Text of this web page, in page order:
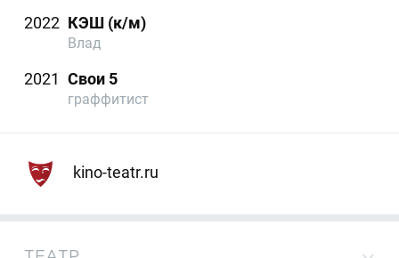
2022 КЭШ (к/м)
Влад
2021 Свои 5
граффитист
kino-teatr.ru